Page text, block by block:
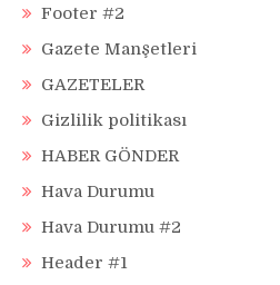
Footer #2
Gazete Manşetleri
GAZETELER
Gizlilik politikası
HABER GÖNDER
Hava Durumu
Hava Durumu #2
Header #1